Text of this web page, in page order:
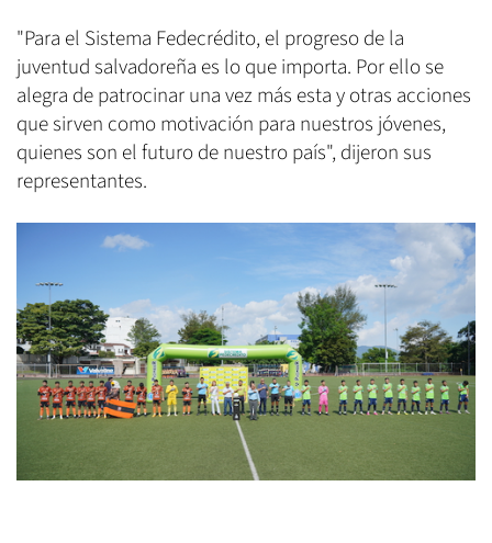
"Para el Sistema Fedecrédito, el progreso de la
juventud salvadoreña es lo que importa. Por ello se
alegra de patrocinar una vez más esta y otras acciones
que sirven como motivación para nuestros jóvenes,
quienes son el futuro de nuestro país", dijeron sus
representantes.